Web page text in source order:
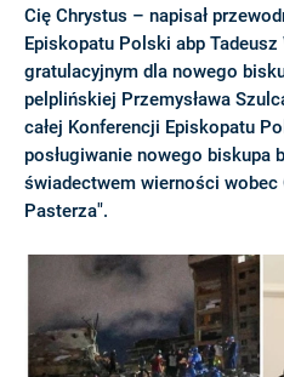
Cię Chrystus – napisał
Episkopatu Polski abp
gratulacyjnym dla nowego
pelplińskiej Przemysława
całej Konferencji Episkopatu
posługiwanie nowego biskupa
świadectwem wierności wobec
Pasterza".